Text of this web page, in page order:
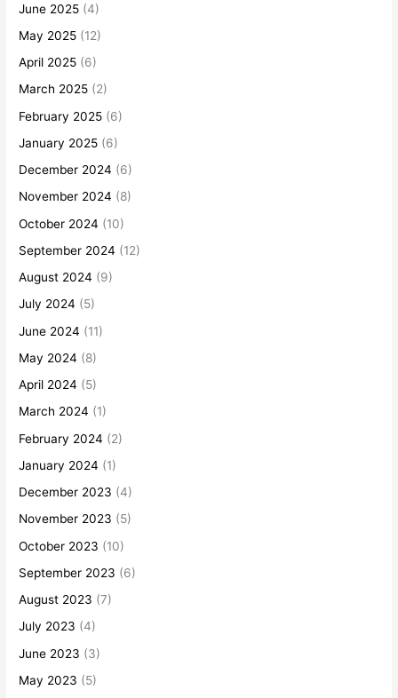
June 2025 (4)
May 2025 (12)
April 2025 (6)
March 2025 (2)
February 2025 (6)
January 2025 (6)
December 2024 (6)
November 2024 (8)
October 2024 (10)
September 2024 (12)
August 2024 (9)
July 2024 (5)
June 2024 (11)
May 2024 (8)
April 2024 (5)
March 2024 (1)
February 2024 (2)
January 2024 (1)
December 2023 (4)
November 2023 (5)
October 2023 (10)
September 2023 (6)
August 2023 (7)
July 2023 (4)
June 2023 (3)
May 2023 (5)